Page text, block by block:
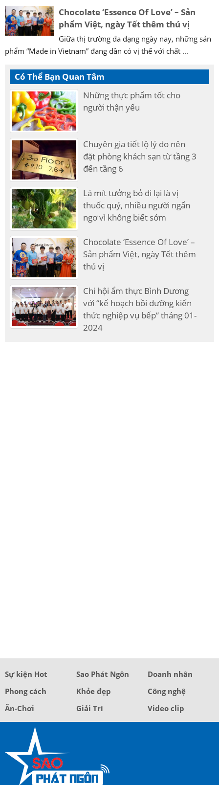
Chocolate ‘Essence Of Love’ – Sản
phẩm Việt, ngày Tết thêm thú vị
Giữa thị trường đa dạng ngày nay, những sản
phẩm “Made in Vietnam” đang dần có vị thế với chất ...
Có Thể Bạn Quan Tâm
Những thực phẩm tốt cho
người thận yếu
Chuyên gia tiết lộ lý do nên
đặt phòng khách sạn từ tầng 3
đến tầng 6
Lá mít tưởng bỏ đi lại là vị
thuốc quý, nhiều người ngẩn
ngơ vì không biết sớm
Chocolate ‘Essence Of Love’ –
Sản phẩm Việt, ngày Tết thêm
thú vị
Chi hội ẩm thực Bình Dương
với “kế hoạch bồi dưỡng kiến
thức nghiệp vụ bếp” tháng 01-
2024
Sự kiện Hot Sao Phát Ngôn
Doanh nhân
Phong cách
Khỏe đẹp
Công nghệ
Ăn-Chơi
Giải Trí Video clip